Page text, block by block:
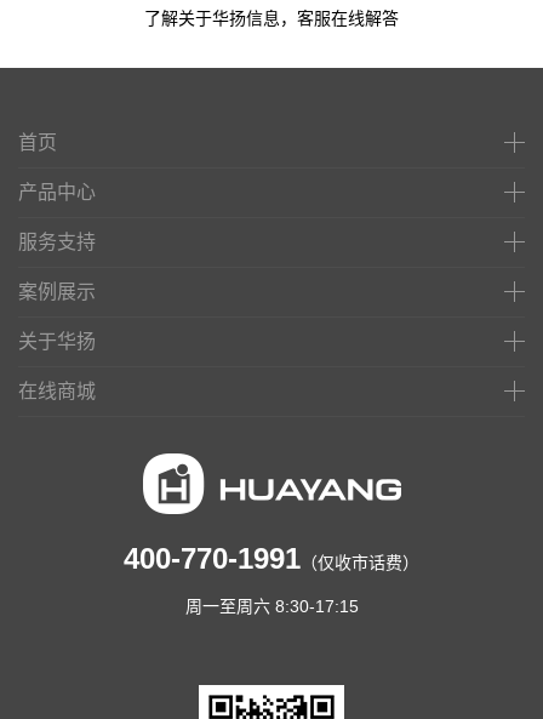
了解关于华扬信息，客服在线解答
首页
产品中心
服务支持
案例展示
关于华扬
在线商城
400-770-1991 （仅收市话费）
周一至周六 8:30-17:15